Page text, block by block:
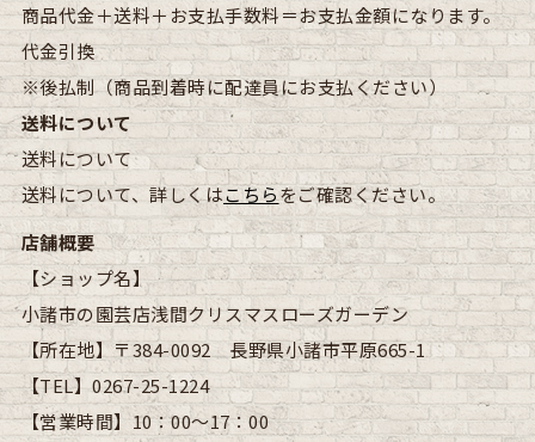
商品代金＋送料＋お支払手数料＝お支払金額になります。
代金引換
※後払制（商品到着時に配達員にお支払ください）
送料について
送料について
送料について、詳しくはこちらをご確認ください。
店舗概要
【ショップ名】
小諸市の園芸店浅間クリスマスローズガーデン
【所在地】 〒384-0092 長野県小諸市平原665-1
【TEL】0267-25-1224
【営業時間】10：00～17：00